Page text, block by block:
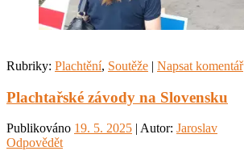
Rubriky: Plachtění, Soutěže | Napsat komentář
Plachtařské závody na Slovensku
Publikováno 19. 5. 2025 | Autor: Jaroslav
Odpovědět